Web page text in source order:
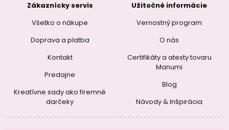
Zákaznícky servis
Všetko o nákupe
Doprava a platba
Kontakt
Predajne
Kreatívne sady ako firemné
darčeky
Užitočné informácie
Vernostný program
O nás
Certifikáty a atesty tovaru
Manumi
Blog
Návody & Inšpirácia